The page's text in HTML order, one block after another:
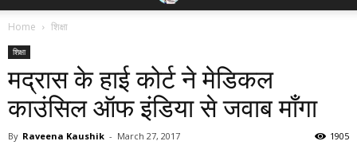
Home शिक्षा
शिक्षा
मद्रास के हाई कोर्ट ने मेडिकल
काउंसिल ऑफ इंडिया से जवाब माँगा
By Raveena Kaushik - March 27, 2017 1905